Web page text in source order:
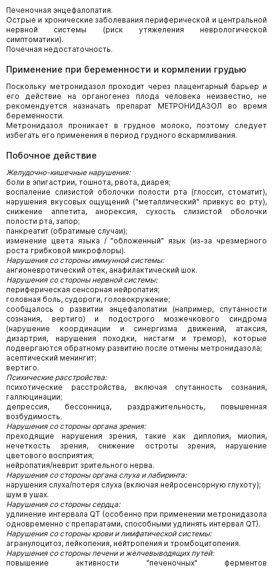
Печеночная энцефалопатия.
Острые и хронические заболевания периферической и центральной
нервной системы (риск утяжеления неврологической
симптоматики).
Почечная недостаточность.
Применение при беременности и кормлении грудью
Поскольку метронидазол проходит через плацентарный барьер и
его действие на органогенез плода человека неизвестно, не
рекомендуется назначать препарат МЕТРОНИДАЗОЛ во время
беременности.
Метронидазол проникает в грудное молоко, поэтому следует
избегать его применения в период грудного вскармливания.
Побочное действие
Желудочно-кишечные нарушения:
боли в эпигастрии, тошнота, рвота, диарея;
воспаление слизистой оболочки полости рта (глоссит, стоматит),
нарушения вкусовых ощущений ("металлический" привкус во рту),
снижение аппетита, анорексия, сухость слизистой оболочки
полости рта, запор;
панкреатит (обратимые случаи);
изменение цвета языка / "обложенный" язык (из-за чрезмерного
роста грибковой микрофлоры).
Нарушения со стороны иммунной системы:
ангионевротический отек, анафилактический шок.
Нарушения со стороны нервной системы:
периферическая сенсорная нейропатия;
головная боль, судороги, головокружение;
сообщалось о развитии энцефалопатии (например, спутанности
сознания, вертиго) и подострого мозжечкового синдрома
(нарушение координации и синергизма движений, атаксия,
дизартрия, нарушения походки, нистагм и тремор), которые
подвергаются обратному развитию после отмены метронидазола;
асептический менингит;
вертиго.
Психические расстройства:
психотические расстройства, включая спутанность сознания,
галлюцинации;
депрессия, бессонница, раздражительность, повышенная
возбудимость.
Нарушения со стороны органа зрения:
преходящие нарушения зрения, такие как диплопия, миопия,
нечеткость зрения, снижение остроты зрения, нарушение
цветового восприятия;
нейропатия/неврит зрительного нерва.
Нарушения со стороны органа слуха и лабиринта:
нарушения слуха/потеря слуха (включая нейросенсорную глухоту);
шум в ушах.
Нарушения со стороны сердца:
удлинение интервала QT (особенно при применении метронидазола
одновременно с препаратами, способными удлинять интервал QT).
Нарушения со стороны крови и лимфатической системы:
агранулоцитоз, лейкопения, нейтропения и тромбоцитопения.
Нарушения со стороны печени и желчевыводящих путей:
повышение активности "печеночных" ферментов